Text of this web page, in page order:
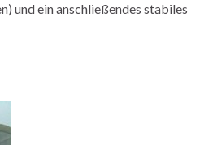
und ein anschließendes stabiles